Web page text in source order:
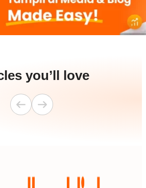
you’ll love